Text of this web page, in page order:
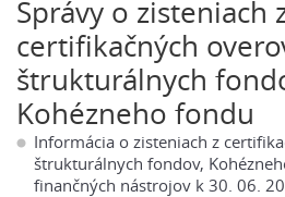
Správy o zisteniach
certifikačných
štrukturálnych
Kohézneho fondu
Informácia o zisteniach z
štrukturálnych fondov,
finančných nástrojov k 30. 06.